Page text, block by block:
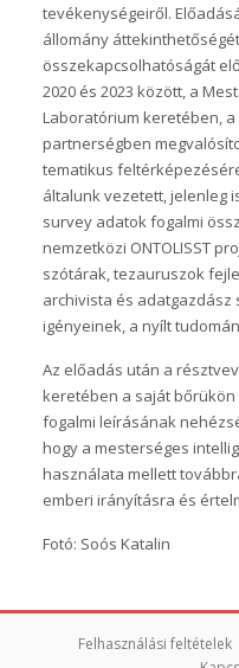
tevékenységeiről.
állomány
összekapcsolhatóságát
2020 és 2023 között, a
Laboratórium keretében, a
partnerségben
tematikus
általunk vezetett, jelenleg
survey adatok fogalmi
nemzetközi ONTOLISST
szótárak, tezauruszok
archivista és
igényeinek, a nyílt
Az előadás után a
keretében a saját
fogalmi leírásának
hogy a mesterséges
használata mellett
emberi irányításra és
Fotó: Soós Katalin
Felhasználási feltételek